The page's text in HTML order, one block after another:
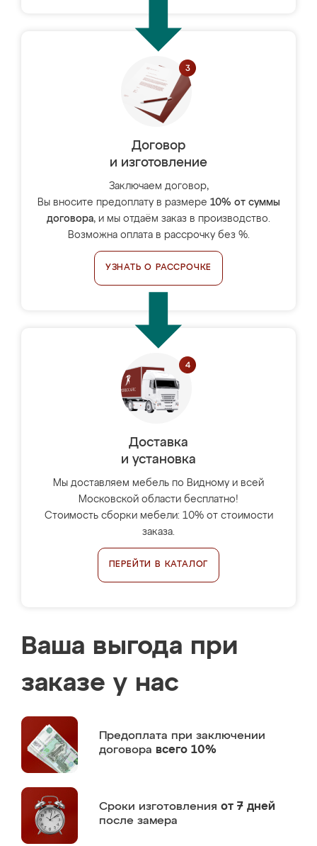
Договор
и изготовление
Заключаем договор,
Вы вносите предоплату в размере 10% от суммы
договора, и мы отдаём заказ в производство.
Возможна оплата в рассрочку без %.
УЗНАТЬ О РАССРОЧКЕ
Доставка
и установка
Мы доставляем мебель по Видному и всей
Московской области бесплатно!
Стоимость сборки мебели: 10% от стоимости
заказа.
ПЕРЕЙТИ В КАТАЛОГ
Ваша выгода при
заказе у нас
Предоплата при заключении
договора всего 10%
Сроки изготовления от 7 дней
после замера